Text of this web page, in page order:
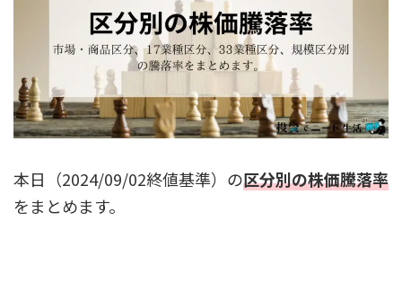
本日（2024/09/02終値基準）の区分別の株価騰落率
をまとめます。